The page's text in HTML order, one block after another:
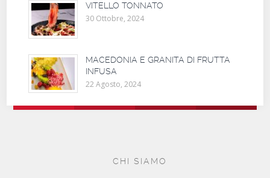
VITELLO TONNATO
30 Ottobre, 2024
MACEDONIA E GRANITA DI FRUTTA
INFUSA
22 Agosto, 2024
CHI SIAMO